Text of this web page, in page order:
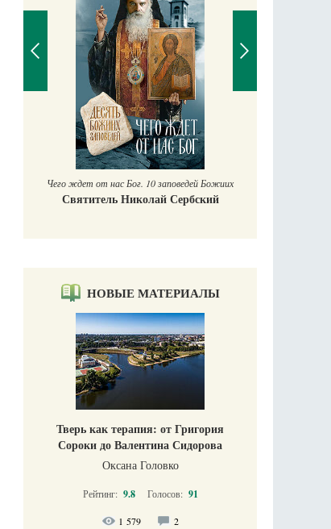
Чего ждет от нас Бог. 10 заповедей Божиих
Святитель Николай Сербский
НОВЫЕ МАТЕРИАЛЫ
Тверь как терапия: от Григория
Сороки до Валентина Сидорова
Оксана Головко
Рейтинг: 9.8 Голосов: 91
1 579 2